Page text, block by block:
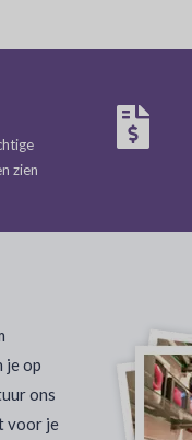
zien
je op
ons
voor je